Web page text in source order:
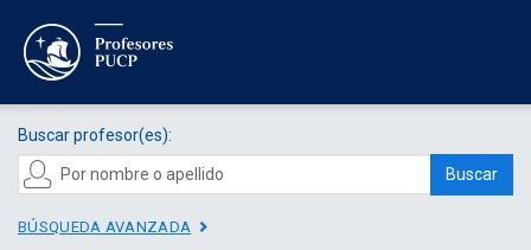
Buscar profesor(es):
Buscar
BÚSQUEDA AVANZADA